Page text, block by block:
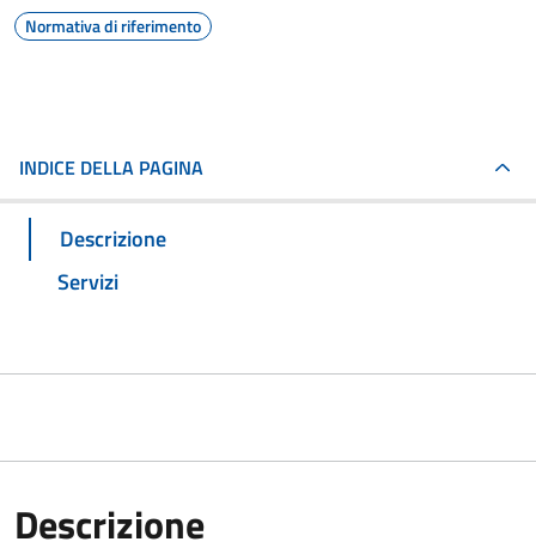
Normativa di riferimento
INDICE DELLA PAGINA
Descrizione
Servizi
Descrizione